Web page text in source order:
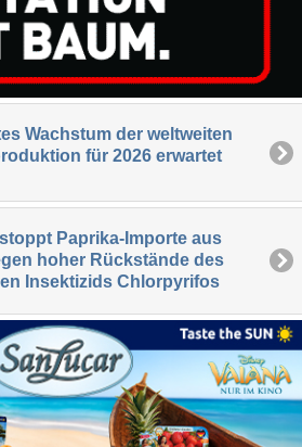
Wachstum der weltweiten
für 2026 erwartet
Paprika-Importe aus
hoher Rückstände des
Insektizids Chlorpyrifos